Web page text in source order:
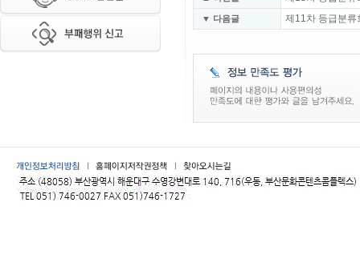
▼ 다음글 제11차 등급분류